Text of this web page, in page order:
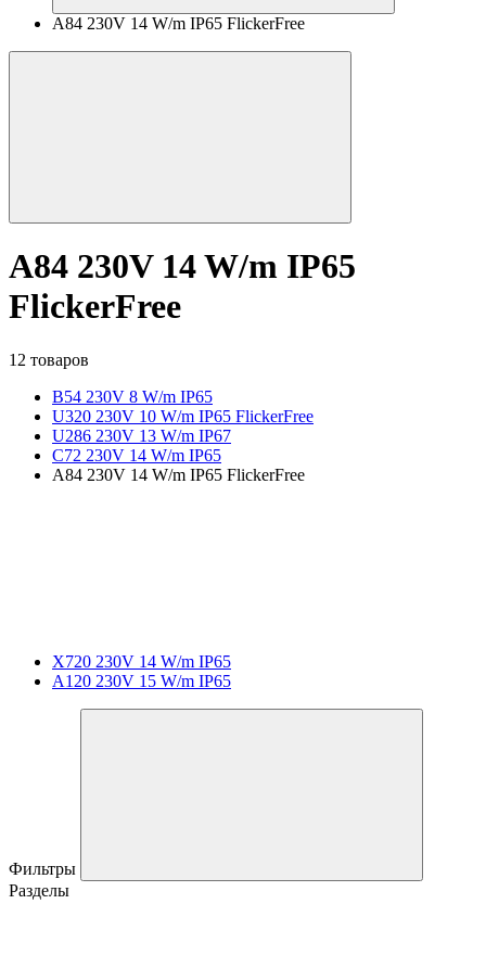
A84 230V 14 W/m IP65 FlickerFree
A84 230V 14 W/m IP65
FlickerFree
12 товаров
B54 230V 8 W/m IP65
U320 230V 10 W/m IP65 FlickerFree
U286 230V 13 W/m IP67
C72 230V 14 W/m IP65
A84 230V 14 W/m IP65 FlickerFree
X720 230V 14 W/m IP65
A120 230V 15 W/m IP65
Фильтры
Разделы